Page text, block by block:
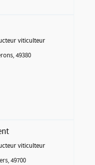
viticulteur
49380
viticulteur
49700